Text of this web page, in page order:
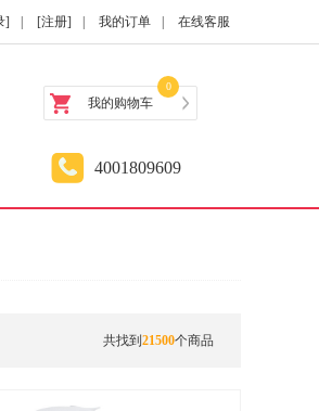
] [注册] 我的订单 在线客服
我的购物车
0
4001809609
共找到 21500个商品